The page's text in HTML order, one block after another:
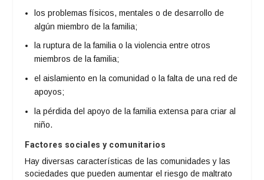
los problemas físicos, mentales o de desarrollo de
algún miembro de la familia;
la ruptura de la familia o la violencia entre otros
miembros de la familia;
el aislamiento en la comunidad o la falta de una red de
apoyos;
la pérdida del apoyo de la familia extensa para criar al
niño.
Factores sociales y comunitarios
Hay diversas características de las comunidades y las
sociedades que pueden aumentar el riesgo de maltrato